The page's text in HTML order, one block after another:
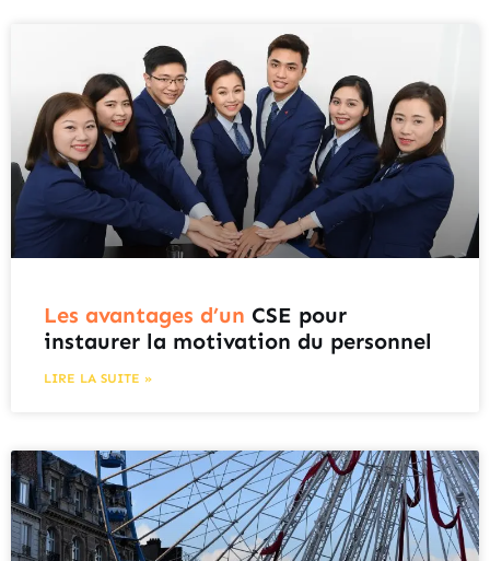
Les avantages d’un CSE pour
instaurer la motivation du personnel
LIRE LA SUITE »